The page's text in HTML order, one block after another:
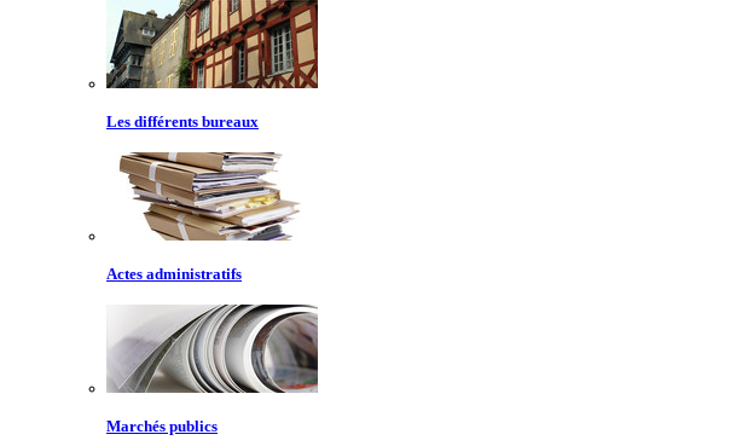
Les différents bureaux
Actes administratifs
Marchés publics